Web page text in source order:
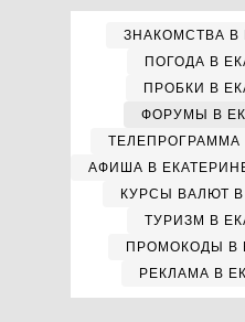
ЗНАКОМСТВА В
ПОГОДА В
ПРОБКИ В
ФОРУМЫ В
ТЕЛЕПРОГРАММА
АФИША В
КУРСЫ ВАЛЮТ
ТУРИЗМ В
ПРОМОКОДЫ В
РЕКЛАМА В